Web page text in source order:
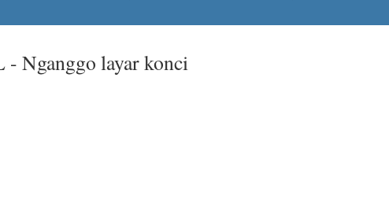
- Nganggo layar konci